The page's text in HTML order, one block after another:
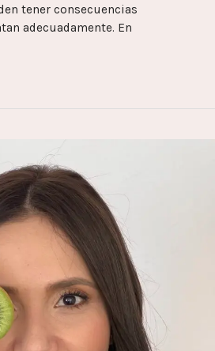
tener consecuencias
adecuadamente. En